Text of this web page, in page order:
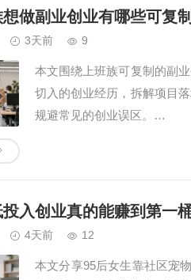
做副业创业有哪些可复
3天前 9
本文围绕上班族可复制的副
切入的创业经历，拆解项目
规避常见的创业误区。…
入创业真的能赚到第一
4天前 12
本文分享95后女生靠社区宠